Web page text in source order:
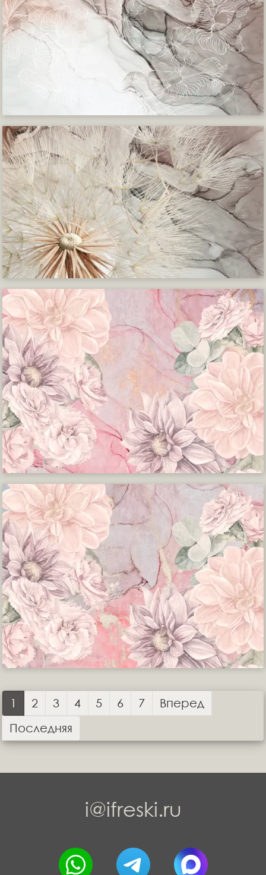
1 2 3 4 5 6 7
Вперед
Последняя
i@ifreski.ru